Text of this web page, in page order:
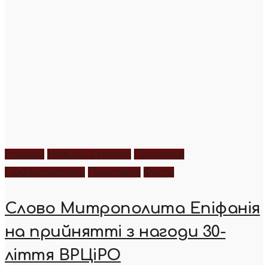
Новини Новини України
Послання
Предстоятель
Проповіді Фото
Слово Митрополита Епіфанія
на прийнятті з нагоди 30-
ліття ВРЦіРО